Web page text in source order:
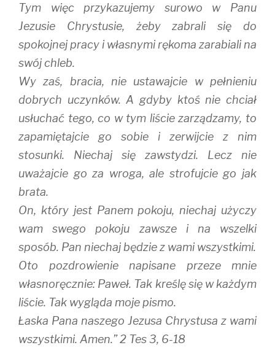
Tym więc przykazujemy surowo w Panu
Jezusie Chrystusie, żeby zabrali się do
spokojnej pracy i własnymi rękoma zarabiali na
swój chleb.
Wy zaś, bracia, nie ustawajcie w pełnieniu
dobrych uczynków. A gdyby ktoś nie chciał
usłuchać tego, co w tym liście zarządzamy, to
zapamiętajcie go sobie i zerwijcie z nim
stosunki. Niechaj się zawstydzi. Lecz nie
uważajcie go za wroga, ale strofujcie go jak
brata.
On, który jest Panem pokoju, niechaj użyczy
wam swego pokoju zawsze i na wszelki
sposób. Pan niechaj będzie z wami wszystkimi.
Oto pozdrowienie napisane przeze mnie
własnoręcznie: Paweł. Tak kreślę się w każdym
liście. Tak wygląda moje pismo.
Łaska Pana naszego Jezusa Chrystusa z wami
wszystkimi. Amen.” 2 Tes 3, 6-18